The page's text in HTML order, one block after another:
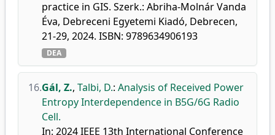
practice in GIS. Szerk.: Abriha-Molnár Vanda
Éva, Debreceni Egyetemi Kiadó, Debrecen,
21-29, 2024. ISBN: 9789634906193
DEA
16.Gál, Z., Talbi, D.: Analysis of Received Power
Entropy Interdependence in B5G/6G Radio
Cell.
In: 2024 IEEE 13th International Conference